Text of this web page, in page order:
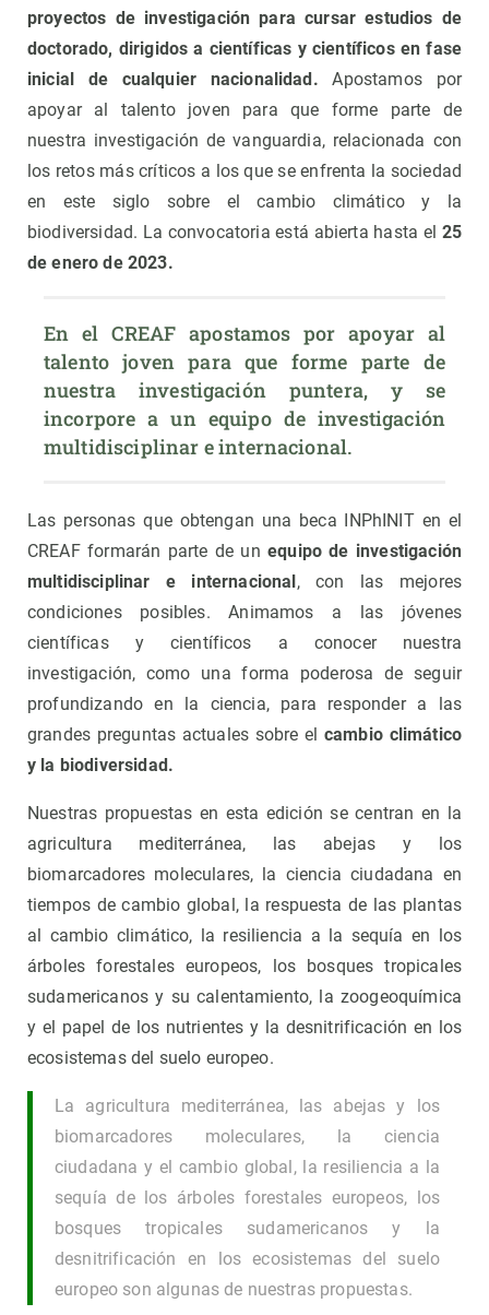
proyectos de investigación para cursar estudios de
doctorado, dirigidos a científicas y científicos en fase
inicial de cualquier nacionalidad. Apostamos por
apoyar al talento joven para que forme parte de
nuestra investigación de vanguardia, relacionada con
los retos más críticos a los que se enfrenta la sociedad
en este siglo sobre el cambio climático y la
biodiversidad. La convocatoria está abierta hasta el 25
de enero de 2023.
En el CREAF apostamos por apoyar al
talento joven para que forme parte de
nuestra investigación puntera, y se
incorpore a un equipo de investigación
multidisciplinar e internacional.
Las personas que obtengan una beca INPhINIT en el
CREAF formarán parte de unequipo de investigación
multidisciplinar e internacional , con las mejores
condiciones posibles. Animamos a las jóvenes
científicas y científicos a conocer nuestra
investigación, como una forma poderosa de seguir
profundizando en la ciencia, para responder a las
grandes preguntas actuales sobre el cambio climático
y la biodiversidad.
Nuestras propuestas en esta edición se centran en la
agricultura mediterránea, las abejas y los
biomarcadores moleculares, la ciencia ciudadana en
tiempos de cambio global, la respuesta de las plantas
al cambio climático, la resiliencia a la sequía en los
árboles forestales europeos, los bosques tropicales
sudamericanos y su calentamiento, la zoogeoquímica
y el papel de los nutrientes y la desnitrificación en los
ecosistemas del suelo europeo.
La agricultura mediterránea, las abejas y los
biomarcadores moleculares, la ciencia
ciudadana y el cambio global, la resiliencia a la
sequía de los árboles forestales europeos, los
bosques tropicales sudamericanos y la
desnitrificación en los ecosistemas del suelo
europeo son algunas de nuestras propuestas.